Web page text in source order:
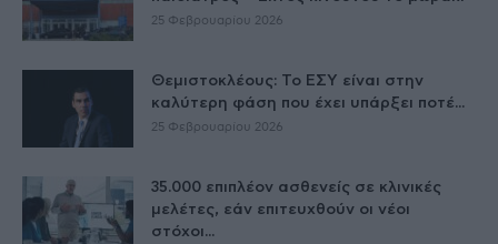
25 Φεβρουαρίου 2026
Θεμιστοκλέους: Το ΕΣΥ είναι στην
καλύτερη φάση που έχει υπάρξει ποτέ...
25 Φεβρουαρίου 2026
35.000 επιπλέον ασθενείς σε κλινικές
μελέτες, εάν επιτευχθούν οι νέοι
στόχοι...